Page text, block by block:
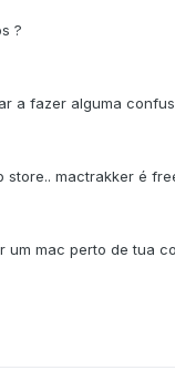
?
a fazer alguma
store.. mactrakker é
um mac perto de tua